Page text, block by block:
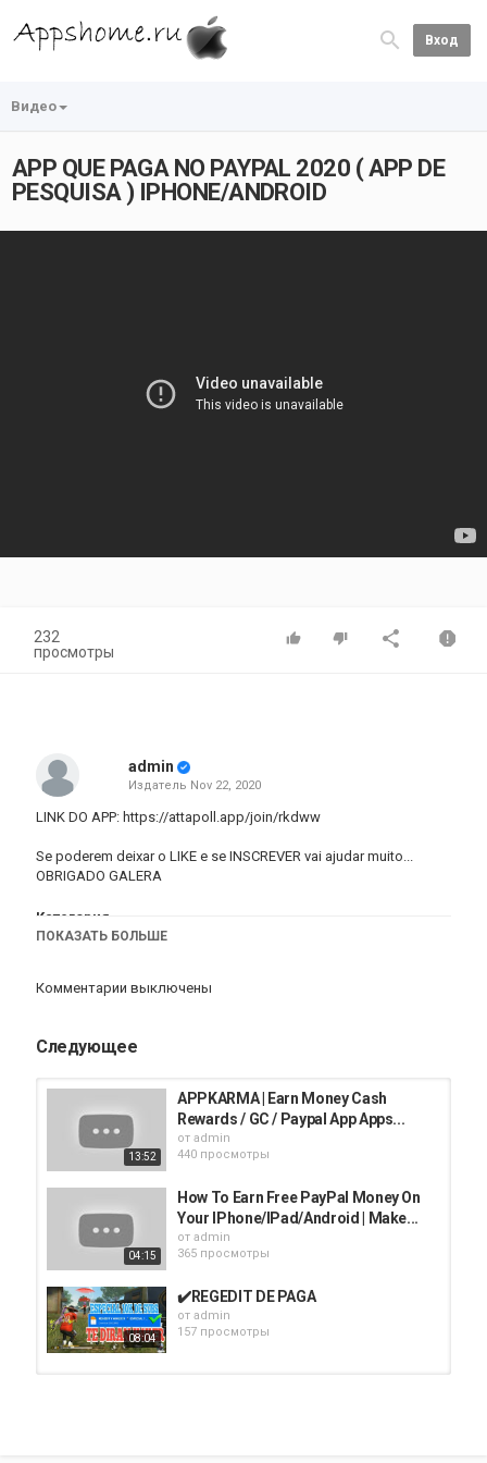
Вход
Видео
APP QUE PAGA NO PAYPAL 2020 ( APP DE
PESQUISA ) IPHONE/ANDROID
232
просмотры
admin
Издатель Nov 22, 2020
LINK DO APP: https://attapoll.app/join/rkdww
Se poderem deixar o LIKE e se INSCREVER vai ajudar muito...
OBRIGADO GALERA
Категория
iphone Apple iPad
ПОКАЗАТЬ БОЛЬШЕ
Комментарии выключены
Следующее
13:52
APPKARMA | Earn Money Cash
Rewards / GC / Paypal App Apps...
от admin
440 просмотры
04:15
How To Earn Free PayPal Money On
Your IPhone/IPad/Android | Make...
от admin
365 просмотры
08:04
✔️REGEDIT DE PAGA
от admin
157 просмотры